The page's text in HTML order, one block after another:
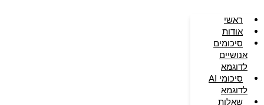
ראשי
אודות
סיכומים
אנושיים
לדוגמא
סיכומי AI
לדוגמא
שאלות